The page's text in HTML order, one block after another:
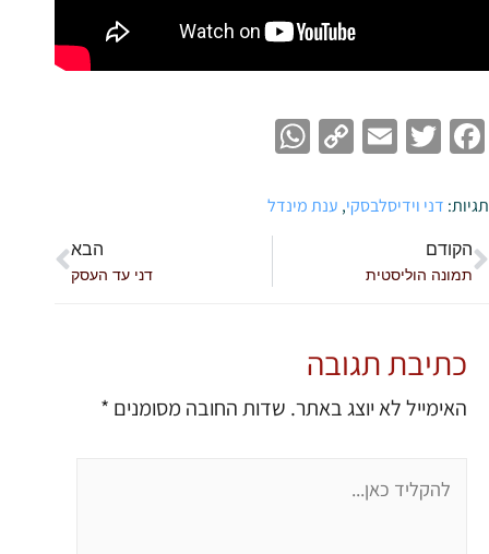
Facebook
Twitter
Email
Copy
תגיות: דני וידיסלבסקי, ענת מינדל
הקודם
תמונה הוליסטית
הבא
דני עד העסק
כתיבת תגובה
האימייל לא יוצג באתר. שדות החובה מסומנים *